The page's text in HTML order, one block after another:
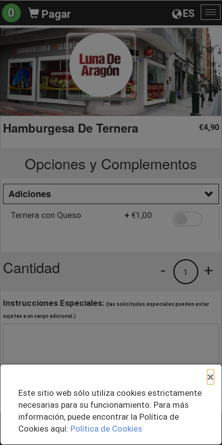
ES
0 Pagar
Hamburgesa De Ternera €4,90
Opciones y Complementos
Adiciones
Ternera con Queso + €1,00
Cantidad +
1
-
Instrucciones Especiales: (las solicitudes especiales pueden estar
sujetas a un cargo adicional.)
+ Agregar al Pedido
×
Este sitio web sólo utiliza cookies estrictamente
necesarias para su funcionamiento. Para más
información, puede encontrar la Política de
Cookies aquí: Política de Cookies